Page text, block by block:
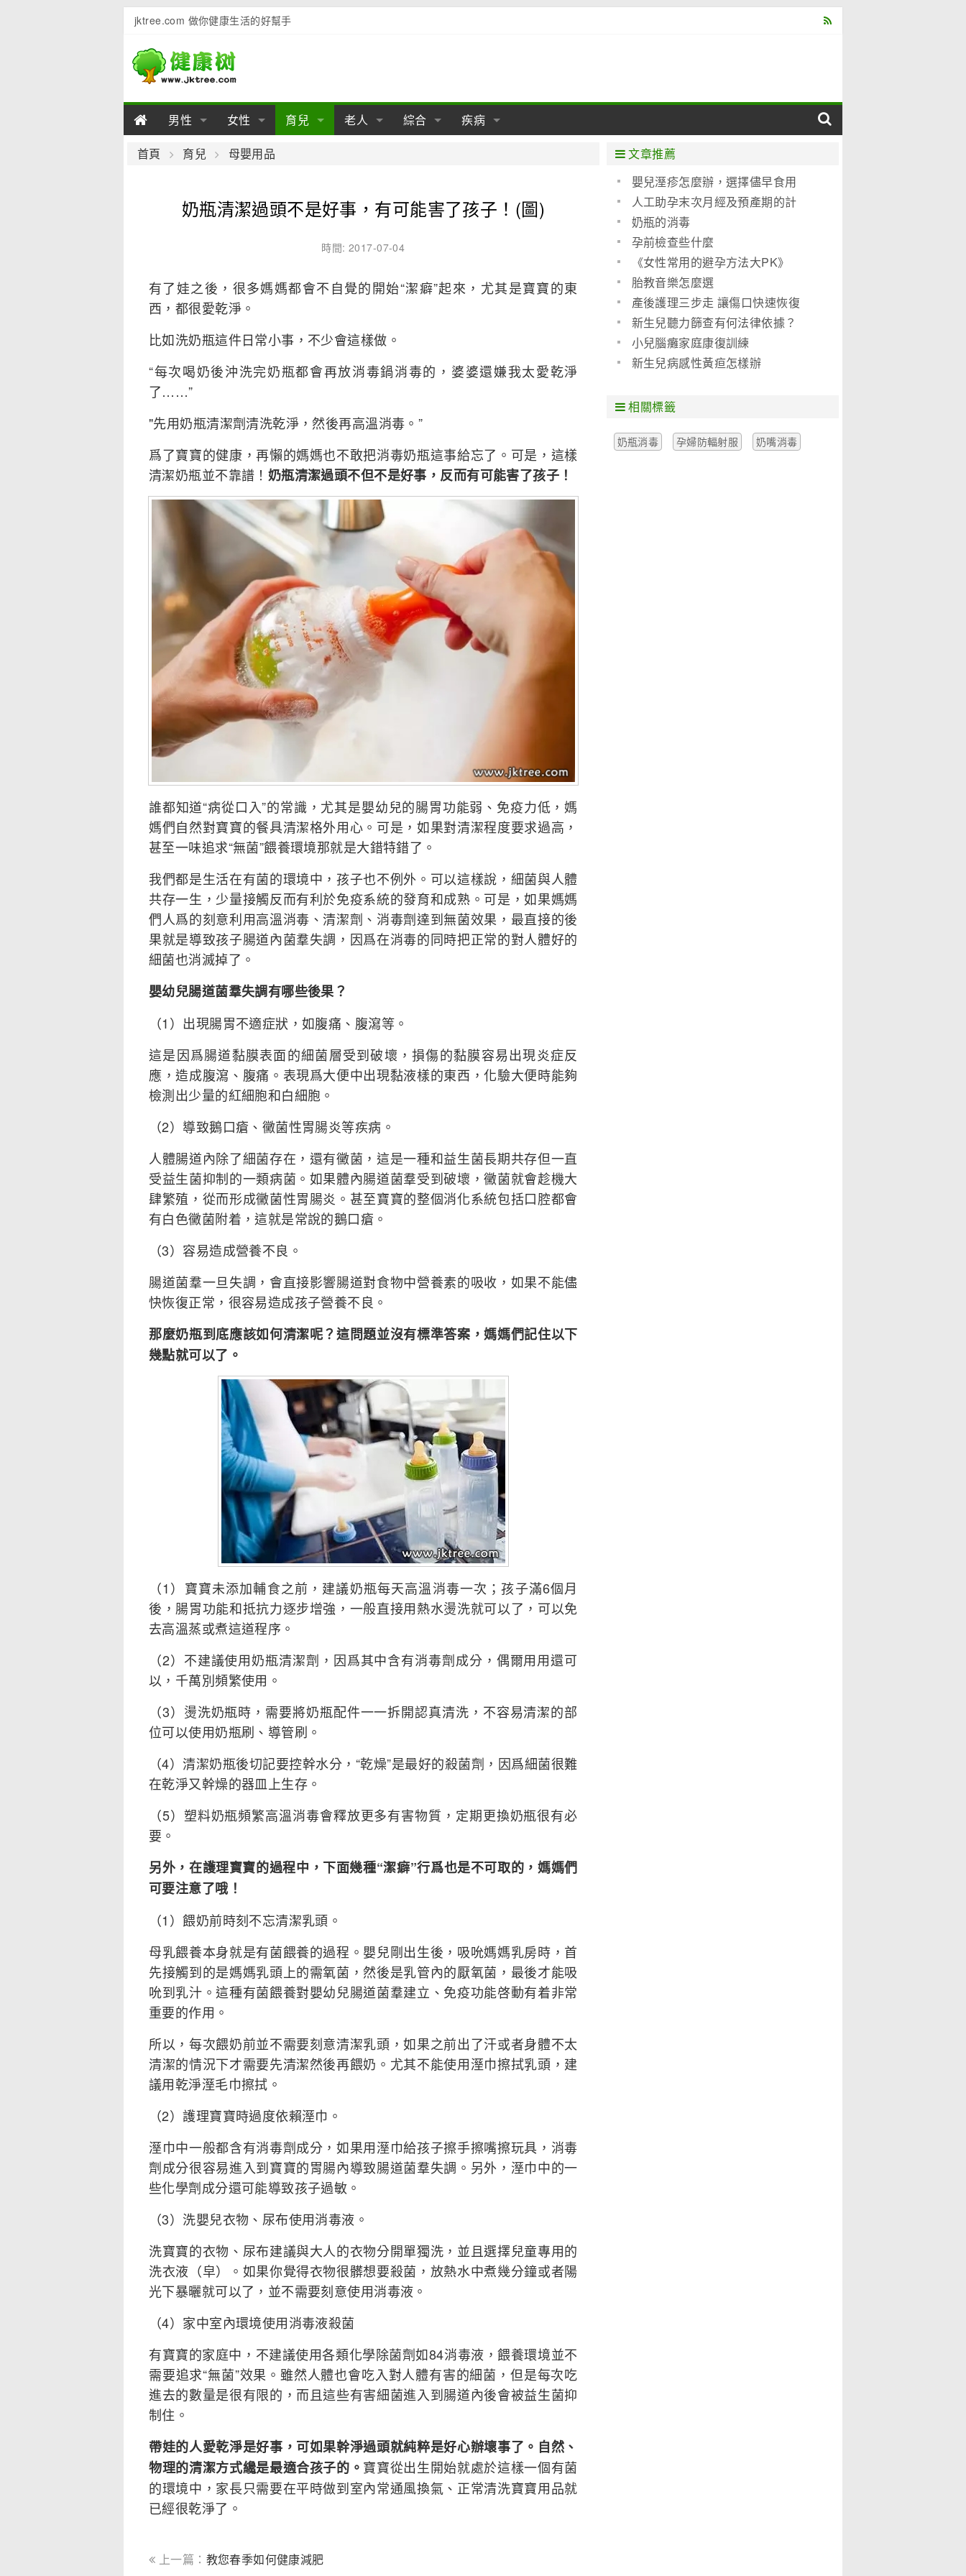
jktree.com 做你健康生活的好幫手
男性
男性陽痿
男性早泄
男性飲食
男性用品 男性疾病
女性
女性乳房
女性飲食
女性生理 女性疾病
育兒
幼兒期
學前期 母嬰用品
老人
老人用品
老人護理
綜合
亞健康
急救自救
疾病
肝病
泌尿科
肛腸科
精神病
心血管
首頁 育兒 母嬰用品
奶瓶清潔過頭不是好事，有可能害了孩子！(圖)
時間: 2017-07-04
有了娃之後，很多媽媽都會不自覺的開始“潔癖”起來，尤其是寶寶的東
西，都很愛乾淨。
比如洗奶瓶這件日常小事，不少會這樣做。
“每次喝奶後沖洗完奶瓶都會再放消毒鍋消毒的，婆婆還嫌我太愛乾淨
了……”
"先用奶瓶清潔劑清洗乾淨，然後再高溫消毒。”
爲了寶寶的健康，再懶的媽媽也不敢把消毒奶瓶這事給忘了。可是，這樣
清潔奶瓶並不靠譜！ 奶瓶清潔過頭不但不是好事，反而有可能害了孩子！
誰都知道“病從口入”的常識，尤其是嬰幼兒的腸胃功能弱、免疫力低，媽
媽們自然對寶寶的餐具清潔格外用心。可是，如果對清潔程度要求過高，
甚至一味追求“無菌”餵養環境那就是大錯特錯了。
我們都是生活在有菌的環境中，孩子也不例外。可以這樣說，細菌與人體
共存一生，少量接觸反而有利於免疫系統的發育和成熟。可是，如果媽媽
們人爲的刻意利用高溫消毒、清潔劑、消毒劑達到無菌效果，最直接的後
果就是導致孩子腸道內菌羣失調，因爲在消毒的同時把正常的對人體好的
細菌也消滅掉了。
嬰幼兒腸道菌羣失調有哪些後果？
（1）出現腸胃不適症狀，如腹痛、腹瀉等。
這是因爲腸道黏膜表面的細菌層受到破壞，損傷的黏膜容易出現炎症反
應，造成腹瀉、腹痛。表現爲大便中出現黏液樣的東西，化驗大便時能夠
檢測出少量的紅細胞和白細胞。
（2）導致鵝口瘡、黴菌性胃腸炎等疾病。
人體腸道內除了細菌存在，還有黴菌，這是一種和益生菌長期共存但一直
受益生菌抑制的一類病菌。如果體內腸道菌羣受到破壞，黴菌就會趁機大
肆繁殖，從而形成黴菌性胃腸炎。甚至寶寶的整個消化系統包括口腔都會
有白色黴菌附着，這就是常說的鵝口瘡。
（3）容易造成營養不良。
腸道菌羣一旦失調，會直接影響腸道對食物中營養素的吸收，如果不能儘
快恢復正常，很容易造成孩子營養不良。
那麼奶瓶到底應該如何清潔呢？這問題並沒有標準答案，媽媽們記住以下
幾點就可以了。
（1）寶寶未添加輔食之前，建議奶瓶每天高溫消毒一次；孩子滿6個月
後，腸胃功能和抵抗力逐步增強，一般直接用熱水燙洗就可以了，可以免
去高溫蒸或煮這道程序。
（2）不建議使用奶瓶清潔劑，因爲其中含有消毒劑成分，偶爾用用還可
以，千萬別頻繁使用。
（3）燙洗奶瓶時，需要將奶瓶配件一一拆開認真清洗，不容易清潔的部
位可以使用奶瓶刷、導管刷。
（4）清潔奶瓶後切記要控幹水分，“乾燥”是最好的殺菌劑，因爲細菌很難
在乾淨又幹燥的器皿上生存。
（5）塑料奶瓶頻繁高溫消毒會釋放更多有害物質，定期更換奶瓶很有必
要。
另外，在護理寶寶的過程中，下面幾種“潔癖”行爲也是不可取的，媽媽們
可要注意了哦！
（1）餵奶前時刻不忘清潔乳頭。
母乳餵養本身就是有菌餵養的過程。嬰兒剛出生後，吸吮媽媽乳房時，首
先接觸到的是媽媽乳頭上的需氧菌，然後是乳管內的厭氧菌，最後才能吸
吮到乳汁。這種有菌餵養對嬰幼兒腸道菌羣建立、免疫功能啓動有着非常
重要的作用。
所以，每次餵奶前並不需要刻意清潔乳頭，如果之前出了汗或者身體不太
清潔的情況下才需要先清潔然後再餵奶。尤其不能使用溼巾擦拭乳頭，建
議用乾淨溼毛巾擦拭。
（2）護理寶寶時過度依賴溼巾。
溼巾中一般都含有消毒劑成分，如果用溼巾給孩子擦手擦嘴擦玩具，消毒
劑成分很容易進入到寶寶的胃腸內導致腸道菌羣失調。另外，溼巾中的一
些化學劑成分還可能導致孩子過敏。
（3）洗嬰兒衣物、尿布使用消毒液。
洗寶寶的衣物、尿布建議與大人的衣物分開單獨洗，並且選擇兒童專用的
洗衣液（皁）。如果你覺得衣物很髒想要殺菌，放熱水中煮幾分鐘或者陽
光下暴曬就可以了，並不需要刻意使用消毒液。
（4）家中室內環境使用消毒液殺菌
有寶寶的家庭中，不建議使用各類化學除菌劑如84消毒液，餵養環境並不
需要追求“無菌”效果。雖然人體也會吃入對人體有害的細菌，但是每次吃
進去的數量是很有限的，而且這些有害細菌進入到腸道內後會被益生菌抑
制住。
帶娃的人愛乾淨是好事，可如果幹淨過頭就純粹是好心辦壞事了。自然、
物理的清潔方式纔是最適合孩子的。 寶寶從出生開始就處於這樣一個有菌
的環境中，家長只需要在平時做到室內常通風換氣、正常清洗寶寶用品就
已經很乾淨了。
上一篇： 教您春季如何健康減肥
文章推薦
嬰兒溼疹怎麼辦，選擇儘早食用
聖 元優博
人工助孕末次月經及預產期的計
算方法
奶瓶的消毒
孕前檢查些什麼
《女性常用的避孕方法大PK》
(圖)胎教音樂怎麼選
產後護理三步走 讓傷口快速恢復
新生兒聽力篩查有何法律依據？
小兒腦癱家庭康復訓練
新生兒病感性黃疸怎樣辦
相關標籤
奶瓶消毒 孕婦防輻射服 奶嘴消毒